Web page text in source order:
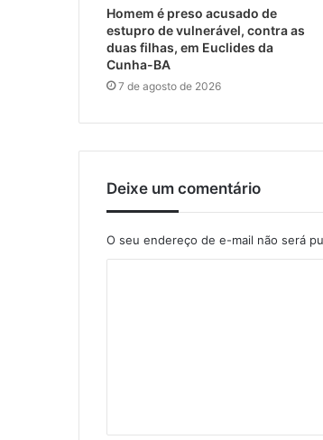
Homem é preso acusado de
estupro de vulnerável, contra as
duas filhas, em Euclides da
Cunha-BA
7 de agosto de 2026
Deixe um comentário
O seu endereço de e-mail não será